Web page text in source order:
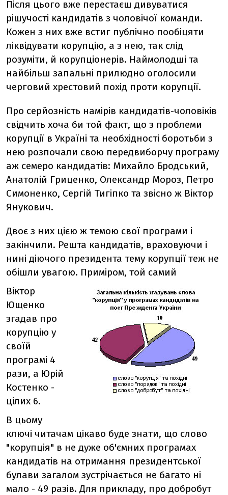
Після цього вже перестаєш дивуватися
рішучості кандидатів з чоловічої команди.
Кожен з них вже встиг публічно пообіцяти
ліквідувати корупцію, а з нею, так слід
розуміти, й корупціонерів. Наймолодші та
найбільш запальні прилюдно оголосили
черговий хрестовий похід проти корупції.
Про серйозність намірів кандидатів-чоловіків
свідчить хоча би той факт, що з проблеми
корупції в Україні та необхідності боротьби з
нею розпочали свою передвиборчу програму
аж семеро кандидатів: Михайло Бродський,
Анатолій Гриценко, Олександр Мороз, Петро
Симоненко, Сергій Тигіпко та звісно ж Віктор
Янукович.
Двоє з них цією ж темою свої програми і
закінчили. Решта кандидатів, враховуючи і
нині діючого президента тему корупції теж не
обішли увагою. Приміром, той самий
Віктор
Ющенко
згадав про
корупцію у
своїй
програмі 4
рази, а Юрій
Костенко -
цілих 6.
В цьому
ключі читачам цікаво буде знати, що слово
"корупція" в не дуже об'ємних програмах
кандидатів на отримання президентської
булави загалом зустрічається не багато ні
мало - 49 разів. Для прикладу, про добробут